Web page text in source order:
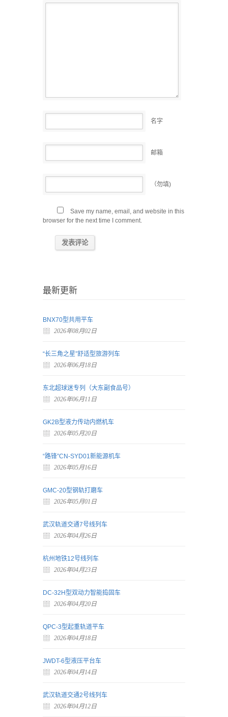
名字
邮箱
（勿填)
Save my name, email, and website in this
browser for the next time I comment.
最新更新
BNX70型共用平车
2026年08月02日
“长三角之星”舒适型旅游列车
2026年06月18日
东北超球迷专列（大东副食品号）
2026年06月11日
GK2B型液力传动内燃机车
2026年05月20日
“路锋”CN-SYD01新能源机车
2026年05月16日
GMC-20型钢轨打磨车
2026年05月01日
武汉轨道交通7号线列车
2026年04月26日
杭州地铁12号线列车
2026年04月23日
DC-32H型双动力智能捣固车
2026年04月20日
QPC-3型起重轨道平车
2026年04月18日
JWDT-6型液压平台车
2026年04月14日
武汉轨道交通2号线列车
2026年04月12日